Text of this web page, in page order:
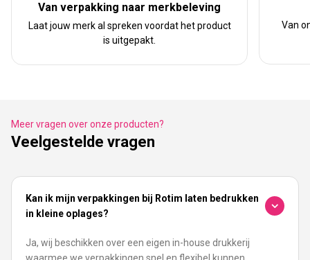
Van verpakking naar merkbeleving
Laat jouw merk al spreken voordat het product
is uitgepakt.
Van
Meer vragen over onze producten?
Veelgestelde vragen
Kan ik mijn verpakkingen bij Rotim laten bedrukken
in kleine oplages?
Ja, wij beschikken over een eigen in-house drukkerij